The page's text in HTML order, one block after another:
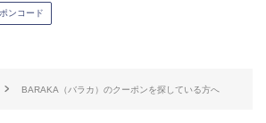
ンコード
BARAKA（バラカ）のクーポンを探している方へ